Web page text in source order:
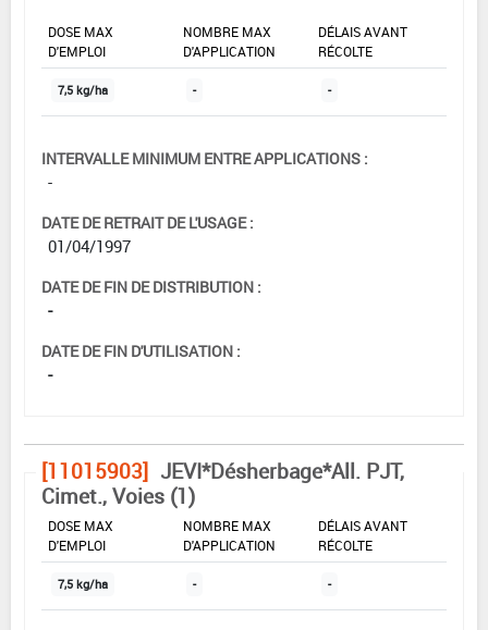
DOSE MAX
D'EMPLOI
NOMBRE MAX
D'APPLICATION
DÉLAIS AVANT
RÉCOLTE
7,5 kg/ha - -
INTERVALLE MINIMUM ENTRE APPLICATIONS :
-
DATE DE RETRAIT DE L'USAGE :
01/04/1997
DATE DE FIN DE DISTRIBUTION :
-
DATE DE FIN D'UTILISATION :
-
[11015903] JEVI*Désherbage*All. PJT,
Cimet., Voies (1)
DOSE MAX
D'EMPLOI
NOMBRE MAX
D'APPLICATION
DÉLAIS AVANT
RÉCOLTE
7,5 kg/ha - -